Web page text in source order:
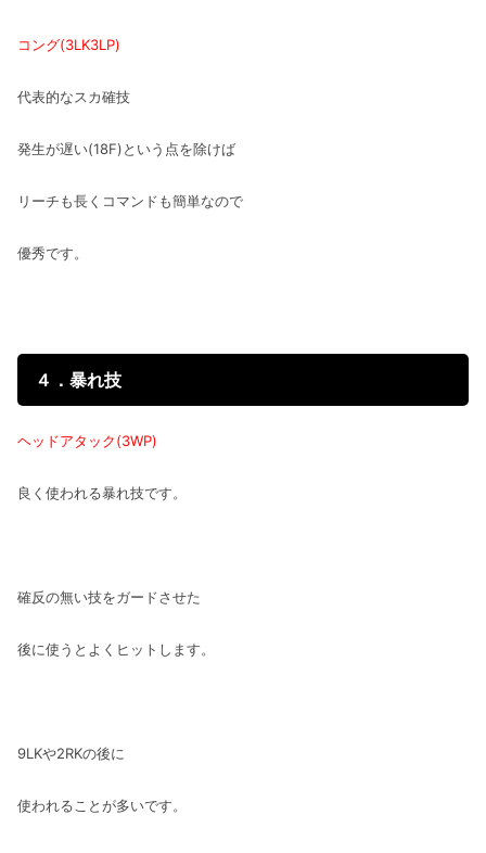
コング(3LK3LP)
代表的なスカ確技
発生が遅い(18F)という点を除けば
リーチも長くコマンドも簡単なので
優秀です。
４．暴れ技
ヘッドアタック(3WP)
良く使われる暴れ技です。
確反の無い技をガードさせた
後に使うとよくヒットします。
9LKや2RKの後に
使われることが多いです。